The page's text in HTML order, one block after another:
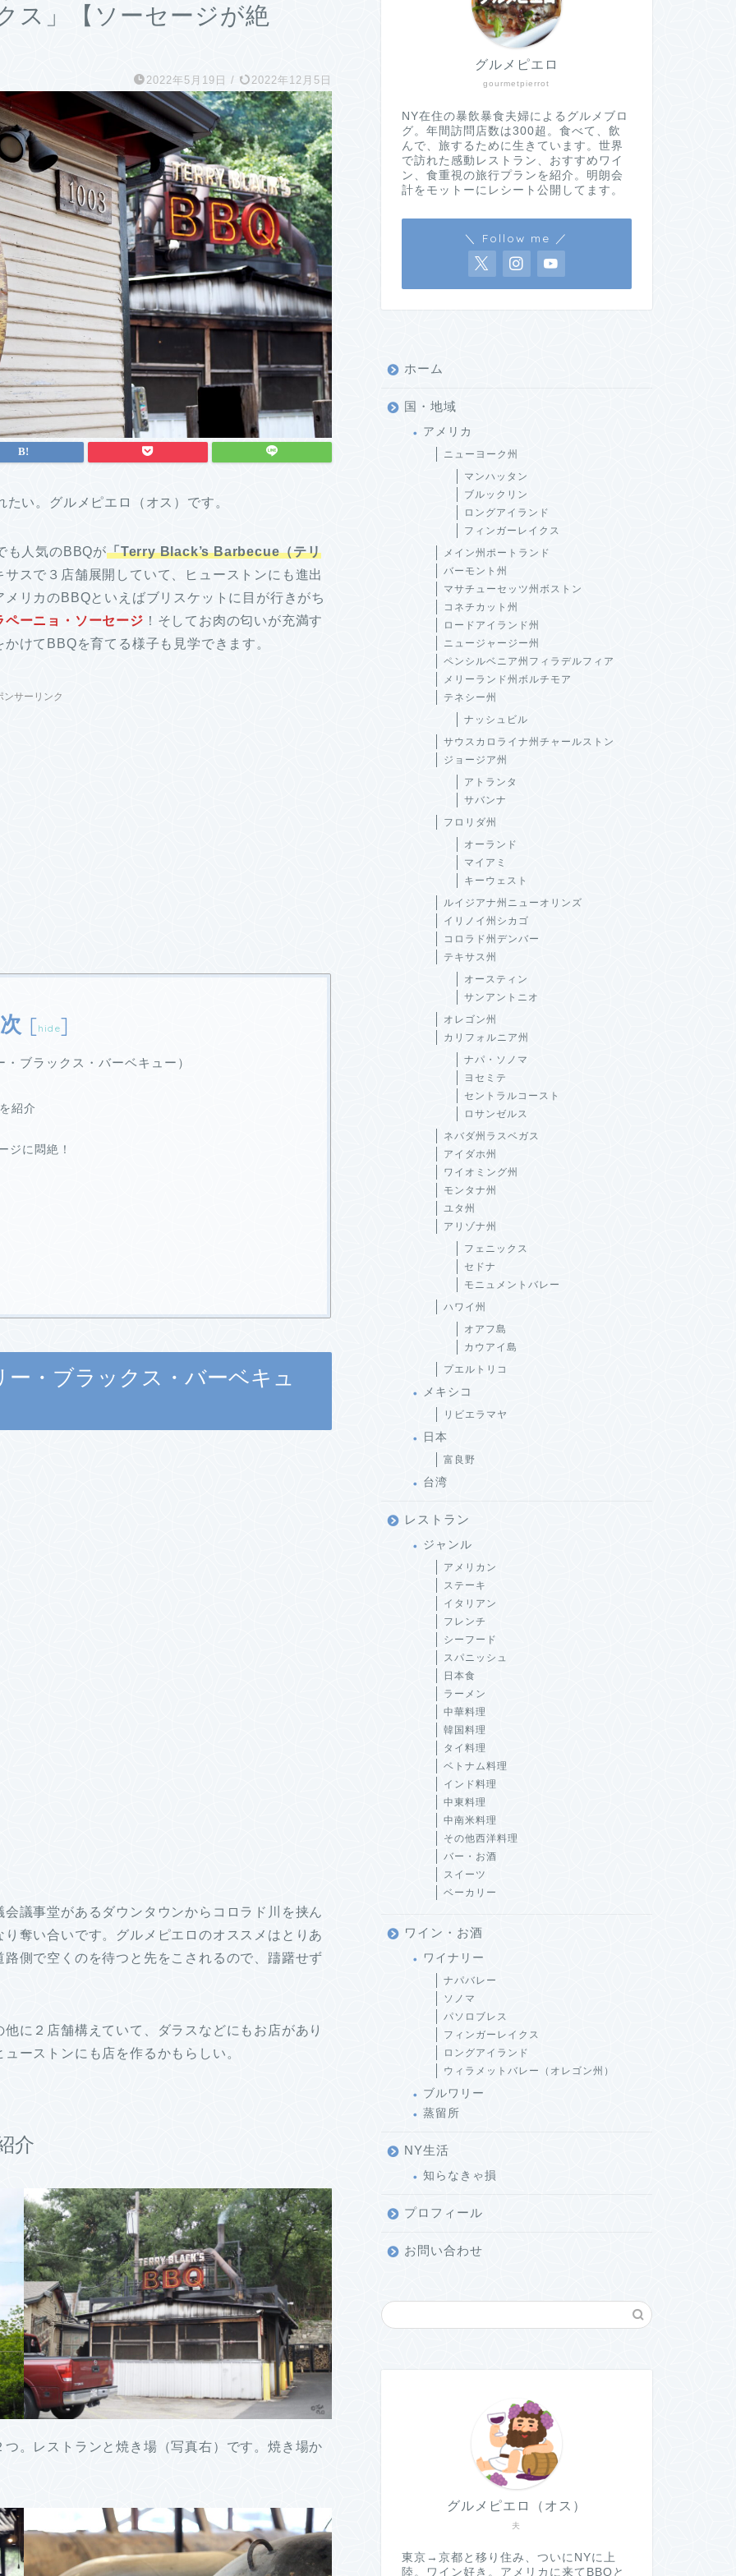
ス」【ソーセージが絶
2022年5月19日 / 2022年12月5日
い。グルメピエロ（オス）です。
も人気のBBQが「Terry Black’s Barbecue（テリ
サスで３店舗展開していて、ヒューストンにも進出
リカのBBQといえばブリスケットに目が行きがち
ペーニョ・ソーセージ ！そしてお肉の匂いが充満す
けてBBQを育てる様子も見学できます。
ンサーリンク
[hide]
ブラックス・バーベキュー）
紹介
ジに悶絶！
ー・ブラックス・バーベキュ
議事堂があるダウンタウンからコロラド川を挟ん
奪い合いです。グルメピエロのオススメはとりあ
側で空くのを待つと先をこされるので、躊躇せず
に２店舗構えていて、ダラスなどにもお店があり
ーストンにも店を作るかもらしい。
介
。レストランと焼き場（写真右）です。焼き場か
gourmetpierrot
グルメピエロ
NY在住の暴飲暴食夫婦によるグルメブロ
グ。年間訪問店数は300超。食べて、飲
んで、旅するために生きています。世界
で訪れた感動レストラン、おすすめワイ
ン、食重視の旅行プランを紹介。明朗会
計をモットーにレシート公開してます。
＼ Follow me ／
ホーム
国・地域
アメリカ
ニューヨーク州
マンハッタン
ブルックリン
ロングアイランド
フィンガーレイクス
メイン州ポートランド
バーモント州
マサチューセッツ州ボストン
コネチカット州
ロードアイランド州
ニュージャージー州
ペンシルベニア州フィラデルフィア
メリーランド州ボルチモア
テネシー州
ナッシュビル
サウスカロライナ州チャールストン
ジョージア州
アトランタ
サバンナ
フロリダ州
オーランド
マイアミ
キーウェスト
ルイジアナ州ニューオリンズ
イリノイ州シカゴ
コロラド州デンバー
テキサス州
オースティン
サンアントニオ
オレゴン州
カリフォルニア州
ナパ・ソノマ
ヨセミテ
セントラルコースト
ロサンゼルス
ネバダ州ラスベガス
アイダホ州
ワイオミング州
モンタナ州
ユタ州
アリゾナ州
フェニックス
セドナ
モニュメントバレー
ハワイ州
オアフ島
カウアイ島
プエルトリコ
メキシコ
リビエラマヤ
日本
富良野
台湾
レストラン
ジャンル
アメリカン
ステーキ
イタリアン
フレンチ
シーフード
スパニッシュ
日本食
ラーメン
中華料理
韓国料理
タイ料理
ベトナム料理
インド料理
中東料理
中南米料理
その他西洋料理
バー・お酒
スイーツ
ベーカリー
ワイン・お酒
ワイナリー
ナパバレー
ソノマ
パソロブレス
フィンガーレイクス
ロングアイランド
ウィラメットバレー（オレゴン州）
ブルワリー
蒸留所
NY生活
知らなきゃ損
プロフィール
お問い合わせ
夫
グルメピエロ（オス）
東京→京都と移り住み、ついにNYに上
陸。ワイン好き。アメリカに来てBBQと